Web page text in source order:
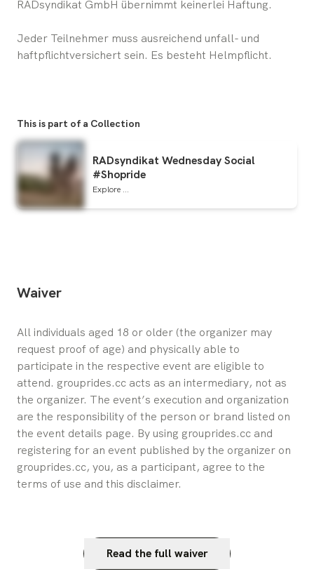
RADsyndikat GmbH übernimmt keinerlei Haftung.
Jeder Teilnehmer muss ausreichend unfall- und
haftpflichtversichert sein. Es besteht Helmpflicht.
This is part of a Collection
RADsyndikat Wednesday Social
#Shopride
Explore ...
Waiver
All individuals aged 18 or older (the organizer may
request proof of age) and physically able to
participate in the respective event are eligible to
attend. grouprides.cc acts as an intermediary, not as
the organizer. The event’s execution and organization
are the responsibility of the person or brand listed on
the event details page. By using grouprides.cc and
registering for an event published by the organizer on
grouprides.cc, you, as a participant, agree to the
terms of use and this disclaimer.
Read the full waiver